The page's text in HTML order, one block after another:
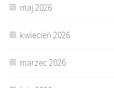
maj 2026
kwiecień 2026
marzec 2026